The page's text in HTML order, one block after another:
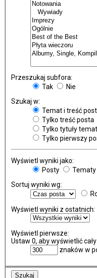
Przeszukaj subfora:
Tak
Nie
Szukaj w:
Temat i treść
Tylko treść posta
Tylko tytuły
Tylko pierwszy
Wyświetl wyniki jako:
Posty
Tematy
Sortuj wyniki wg:
Wyświetl wyniki z ostatnich:
Wyświetl pierwsze:
Ustaw 0, aby wyświetlić cały
znaków w